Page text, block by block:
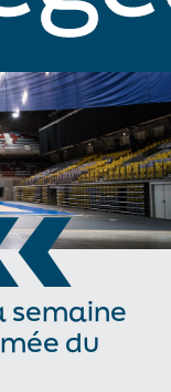
semaine
du